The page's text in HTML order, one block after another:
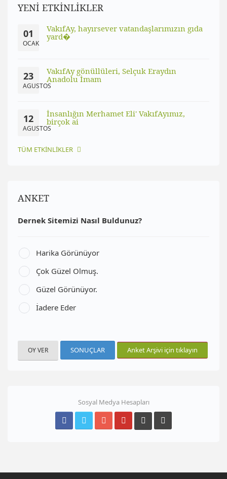
YENİ ETKİNLİKLER
01
OCAK
VakıfAy, hayırsever vatandaşlarımızın gıda
yard�
23
AGUSTOS
VakıfAy gönüllüleri, Selçuk Eraydın
Anadolu İmam
12
AGUSTOS
İnsanlığın Merhamet Eli' VakıfAyımız,
birçok ai
TÜM ETKİNLİKLER
ANKET
Dernek Sitemizi Nasıl Buldunuz?
Harika Görünüyor
Çok Güzel Olmuş.
Güzel Görünüyor.
İadere Eder
SONUÇLAR Anket Arşivi için tıklayın
Sosyal Medya Hesapları